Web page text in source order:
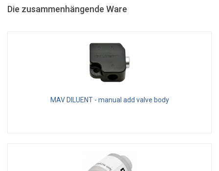
Die zusammenhängende Ware
MAV DILUENT - manual add valve body